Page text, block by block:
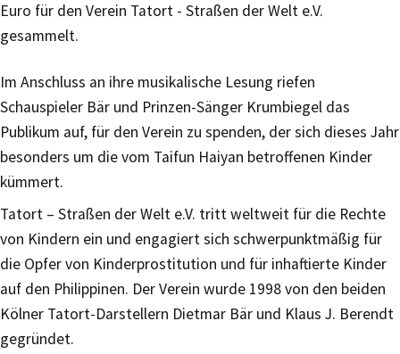
Euro für den Verein Tatort - Straßen der Welt e.V.
gesammelt.
Im Anschluss an ihre musikalische Lesung riefen
Schauspieler Bär und Prinzen-Sänger Krumbiegel das
Publikum auf, für den Verein zu spenden, der sich dieses Jahr
besonders um die vom Taifun Haiyan betroffenen Kinder
kümmert.
Tatort – Straßen der Welt e.V. tritt weltweit für die Rechte
von Kindern ein und engagiert sich schwerpunktmäßig für
die Opfer von Kinderprostitution und für inhaftierte Kinder
auf den Philippinen. Der Verein wurde 1998 von den beiden
Kölner Tatort-Darstellern Dietmar Bär und Klaus J. Berendt
gegründet.